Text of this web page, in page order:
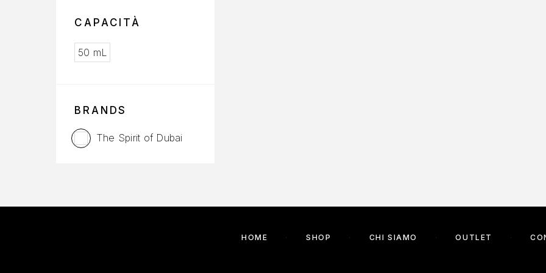
CAPACITÀ
50 mL
BRANDS
The Spirit of Dubai
HOME SHOP CHI SIAMO OUTLET